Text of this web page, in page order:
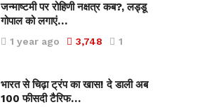
जन्माष्टमी पर रोहिणी नक्षत्र कब?, लड्डू
गोपाल को लगाएं…
1 year ago 3,748 1
भारत से चिढ़ा ट्रंप का खास! दे डाली अब
100 फीसदी टैरिफ…